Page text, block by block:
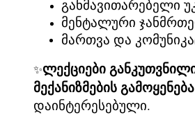
განმავითარებელი
მენტალური
მართვა და
✨ლექციები
მექანიზმების
დაინტერესებული.